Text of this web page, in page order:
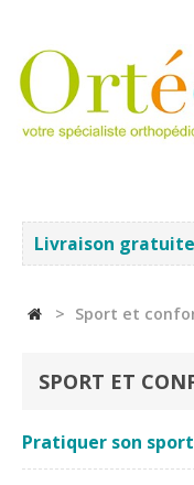
Livraison gratuite
> Sport et
SPORT ET
Pratiquer son sport